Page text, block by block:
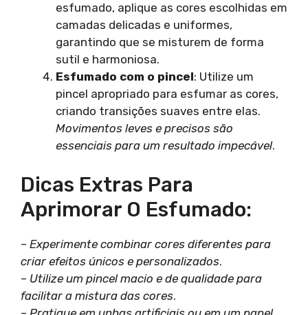
esfumado, aplique as cores escolhidas em
camadas delicadas e uniformes,
garantindo que se misturem de forma
sutil e harmoniosa.
Esfumado com o pincel: Utilize um
pincel apropriado para esfumar as cores,
criando transições suaves entre elas.
Movimentos leves e precisos são
essenciais para um resultado impecável.
Dicas Extras Para
Aprimorar O Esfumado:
– Experimente combinar cores diferentes para
criar efeitos únicos e personalizados.
– Utilize um pincel macio e de qualidade para
facilitar a mistura das cores.